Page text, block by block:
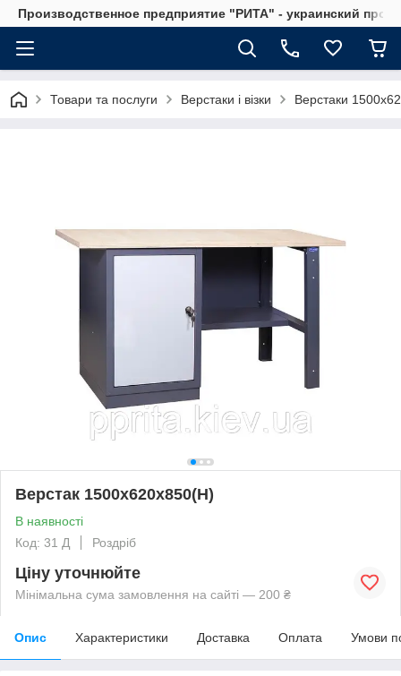
Производственное предприятие "РИТА" - украинский
Товари та послуги Верстаки і візки Верстаки
Верстак 1500х620х850(Н)
В наявності
Код: 31 Д
Роздріб
Ціну уточнюйте
Мінімальна сума замовлення на сайті — 200 ₴
Опис Характеристики Доставка Оплата Умови